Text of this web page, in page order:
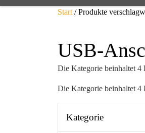
Start / Produkte
USB-
Die Kategorie beinhaltet 4
Die Kategorie beinhaltet 4
Kategorie